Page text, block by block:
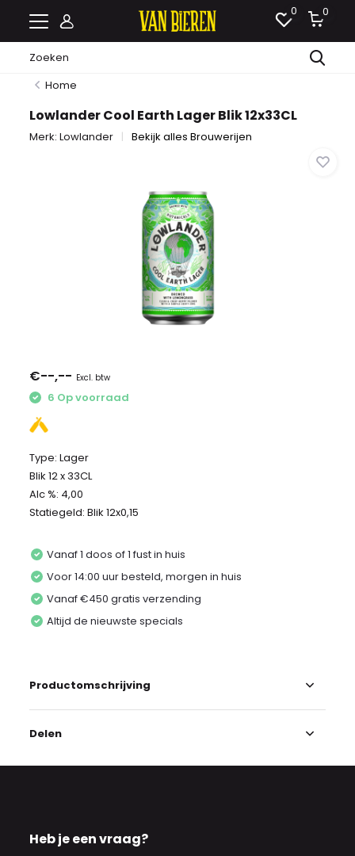
0 0
Home
Lowlander Cool Earth Lager Blik 12x33CL
Merk:Lowlander Bekijk alles Brouwerijen
€--,-- Excl. btw
6 Op voorraad
Type: Lager
Blik 12 x 33CL
Alc %: 4,00
Statiegeld: Blik 12x0,15
Vanaf 1 doos of 1 fust in huis
Voor 14:00 uur besteld, morgen in huis
Vanaf €450 gratis verzending
Altijd de nieuwste specials
Productomschrijving
Delen
Heb je een vraag?